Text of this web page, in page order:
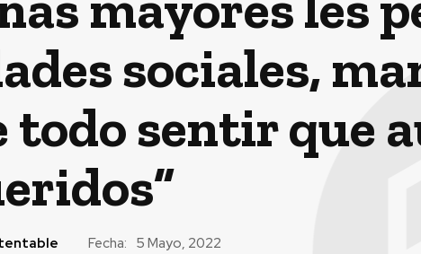
sociales,
todo sentir que
Fecha: 5 Mayo, 2022